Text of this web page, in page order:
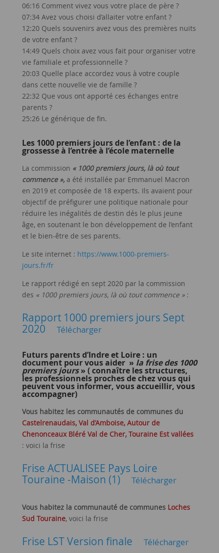
06:16 Comment vivez vous votre place de père ?
07:34 Avez vous choisi d’allaiter votre enfant ?
12:20 Quels souvenirs avez vous des premières nuits
de votre enfant ?
14:49 Quels choix avez vous fait pour organiser votre
vie familiale et professionnelle ?
20:03 Quelle place accordez vous à votre couple
dans cette nouvelle vie de famille ?
22:32 Que vous ont apporté ces échanges entre
parents ?
25:26 Le générique de fin.
Les 1000 premiers jours de l’enfant : de la
grossesse à l’entrée à l’école maternelle
La commission « 1000 premiers jours, là où tout
commence »,a été installée par Emmanuel Macron
en 2019 et composée de 18 experts. Ils avaient pour
objectif de préfigurer une politique nationale pour
réduire les inégalités de destin dés le plus jeune
âge, en soutenant le bon développement de l’enfant
et le bien-être de ses parents.
Le site internet : https://www.1000-premiers-
jours.fr/fr
Le rapport rédigé en sept 2020 par la commission
des « 1000 premiers jours, là où tout commence »:
Rapport 1000 premiers jours Sept
2020
Télécharger
Futurs parents d’Indre et Loire : un
document pour vous aider » la frise des 1000
premiers jours» ( connaître les structures,
les professionnels proches de chez vous qui
peuvent vous informer, vous accueillir, vous
accompagner)
Vous habitez les communautés de communes du
Castelrenaudais, Val d’Amboise, Autour de
Chenonceaux Bléré Val de Cher, Touraine Est vallées
: voici la frise
Frise ACTUALISEE Pays Loire
Touraine -Maison (1)
Télécharger
Vous habitez la communauté de communes Loches
Sud Touraine, voici la frise
Frise LST Version finale Télécharger